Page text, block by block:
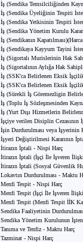
İş (Sendika Temsilciliğinden
İş (Sendika Üyeliğinin Tespiti
İş (Sendika Yetkisinin Tespiti
İş (Sendika Yönetim Kurulu
İş (Sendikanın
İş (Sendikaya Kayyum Tayini
İş (Sigortalı Murislerinin Hak
İş (Sigortalının Aylığa Hak
İş (SSK'ca Belirlenen Eksik
İş (SSK'ca Belirlenen Eksik
İş (Sürekli İş Göremezligin
İş (Toplu İş Sözleşmesinden
İş (Yurt Dışı Hizmetlerin
İşçiye verilen Disiplin Cezasının
İşin Durdurulması veya İşyerinin
İşyeri Değiştirilmesi Kararının
İtirazın İptali - Nispi Harç
İtirazın İptali (İşçi İle İşveren
İtirazın İptali (Sosyal Güvenlik
Lokavtın Durdurulması - Maktu
Menfi Tespit - Nispi Harç
Menfi Tespit (İşçi İle İşveren
Menfi Tespit (Menfi Tespit İİK
Sendika Faaliyetinin
Sendika Yönetim Kurulunun
Tanıma ve Tenfiz - Maktu Harç
Tazminat - Nispi Harç